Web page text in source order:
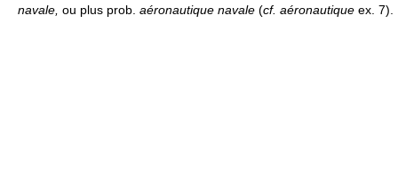
navale, ou plus prob. aéronautique navale (cf. aéronautique ex. 7).